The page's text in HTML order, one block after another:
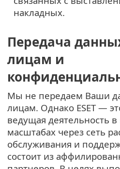
накладных.
Передача
лицам и
Мы не передаем Ваши
лицам. Однако ESET —
ведущая деятельность
масштабах через сеть
обслуживания и
состоит из